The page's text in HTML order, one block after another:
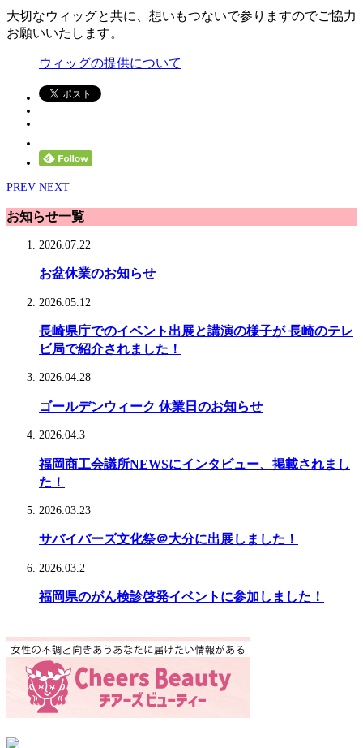
大切なウィッグと共に、想いもつないで参りますのでご協力
お願いいたします。
ウィッグの提供について
PREV NEXT
お知らせ一覧
2026.07.22
お盆休業のお知らせ
2026.05.12
長崎県庁でのイベント出展と講演の様子が 長崎のテレ
ビ局で紹介されました！
2026.04.28
ゴールデンウィーク 休業日のお知らせ
2026.04.3
福岡商工会議所NEWSにインタビュー、掲載されまし
た！
2026.03.23
サバイバーズ文化祭＠大分に出展しました！
2026.03.2
福岡県のがん検診啓発イベントに参加しました！